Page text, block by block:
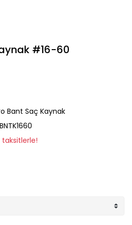
#16-60
Bant Saç Kaynak
taksitlerle!